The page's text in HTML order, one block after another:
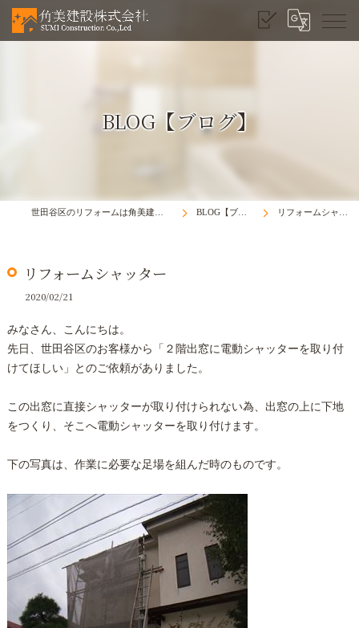
BLOG【ブログ】
BLOG【ブログ】 リフォームシャッター
リフォームシャッター
2020/02/21
みなさん、こんにちは。
先日、世田谷区のお客様から「２階出窓に電動シャッターを取り付
けてほしい」とのご依頼がありました。
この出窓に直接シャッターが取り付けられない為、出窓の上に下地
をつくり、そこへ電動シャッターを取り付けます。
下の写真は、作業に必要な足場を組んだ時のものです。